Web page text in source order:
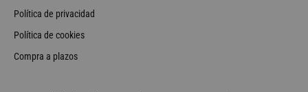
Política de privacidad
Política de cookies
Compra a plazos